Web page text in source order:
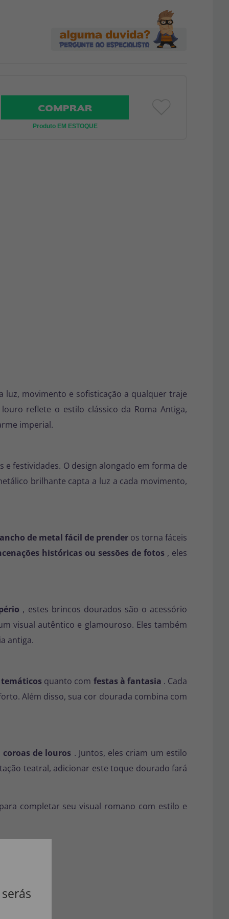
COMPRAR
Produto EM ESTOQUE
luz, movimento e sofisticação a qualquer traje
reflete o estilo clássico da Roma Antiga,
imperial.
festividades. O design alongado em forma de
brilhante capta a luz a cada movimento,
de metal fácil de prenderos torna fáceis
históricas ou sessões de fotos , eles
, estes brincos dourados são o acessório
visual autêntico e glamouroso. Eles também
antiga.
quanto com festas à fantasia . Cada
Além disso, sua cor dourada combina com
de louros . Juntos, eles criam um estilo
teatral, adicionar este toque dourado fará
completar seu visual romano com estilo e